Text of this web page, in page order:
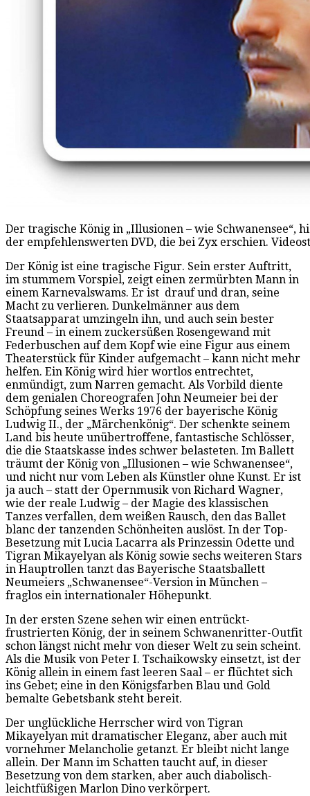
Der tragische König in „Illusionen – wie
der empfehlenswerten DVD, die bei Zyx erschien.
Der König ist eine tragische Figur. Sein erster Auftritt,
im stummem Vorspiel, zeigt einen zermürbten Mann in
einem Karnevalswams. Er ist drauf und dran, seine
Macht zu verlieren. Dunkelmänner aus dem
Staatsapparat umzingeln ihn, und auch sein bester
Freund – in einem zuckersüßen Rosengewand mit
Federbuschen auf dem Kopf wie eine Figur aus einem
Theaterstück für Kinder aufgemacht – kann nicht mehr
helfen. Ein König wird hier wortlos entrechtet,
enmündigt, zum Narren gemacht. Als Vorbild diente
dem genialen Choreografen John Neumeier bei der
Schöpfung seines Werks 1976 der bayerische König
Ludwig II., der „Märchenkönig“. Der schenkte seinem
Land bis heute unübertroffene, fantastische Schlösser,
die die Staatskasse indes schwer belasteten. Im Ballett
träumt der König von „Illusionen – wie Schwanensee“,
und nicht nur vom Leben als Künstler ohne Kunst. Er ist
ja auch – statt der Opernmusik von Richard Wagner,
wie der reale Ludwig – der Magie des klassischen
Tanzes verfallen, dem weißen Rausch, den das Ballet
blanc der tanzenden Schönheiten auslöst. In der Top-
Besetzung mit Lucia Lacarra als Prinzessin Odette und
Tigran Mikayelyan als König sowie sechs weiteren Stars
in Hauptrollen tanzt das Bayerische Staatsballett
Neumeiers „Schwanensee“-Version in München –
fraglos ein internationaler Höhepunkt.
In der ersten Szene sehen wir einen entrückt-
frustrierten König, der in seinem Schwanenritter-Outfit
schon längst nicht mehr von dieser Welt zu sein scheint.
Als die Musik von Peter I. Tschaikowsky einsetzt, ist der
König allein in einem fast leeren Saal – er flüchtet sich
ins Gebet; eine in den Königsfarben Blau und Gold
bemalte Gebetsbank steht bereit.
Der unglückliche Herrscher wird von Tigran
Mikayelyan mit dramatischer Eleganz, aber auch mit
vornehmer Melancholie getanzt. Er bleibt nicht lange
allein. Der Mann im Schatten taucht auf, in dieser
Besetzung von dem starken, aber auch diabolisch-
leichtfüßigen Marlon Dino verkörpert.